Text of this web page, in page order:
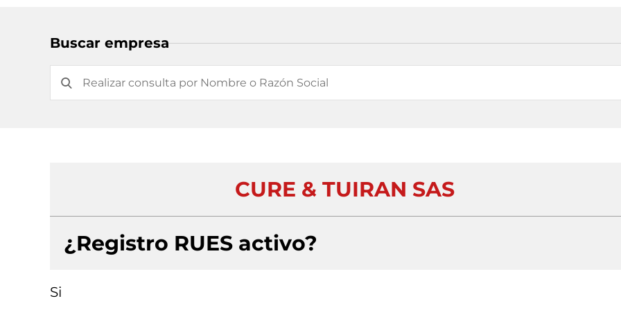
Buscar empresa
CURE & TUIRAN SAS
¿Registro RUES activo?
Si